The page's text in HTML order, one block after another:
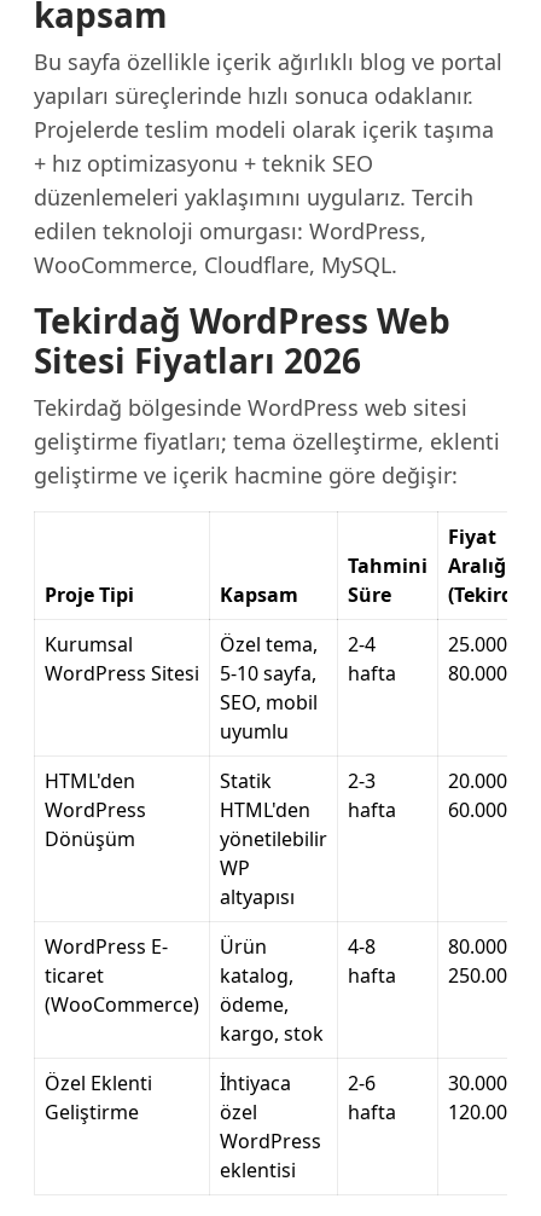
kapsam
Bu sayfa özellikle içerik ağırlıklı blog ve portal
yapıları süreçlerinde hızlı sonuca odaklanır.
Projelerde teslim modeli olarak içerik taşıma
+ hız optimizasyonu + teknik SEO
düzenlemeleri yaklaşımını uygularız. Tercih
edilen teknoloji omurgası: WordPress,
WooCommerce, Cloudflare, MySQL.
Tekirdağ WordPress Web
Sitesi Fiyatları 2026
Tekirdağ bölgesinde WordPress web sitesi
geliştirme fiyatları; tema özelleştirme, eklenti
geliştirme ve içerik hacmine göre değişir:
Proje Tipi Kapsam
Tahmini
Süre
Fiyat
Aralığı
Kurumsal
WordPress Sitesi
Özel tema,
5-10 sayfa,
SEO, mobil
uyumlu
2-4
hafta
25.000 –
80.000 TL
HTML'den
WordPress
Dönüşüm
Statik
HTML'den
yönetilebilir
WP
altyapısı
2-3
hafta
20.000 –
60.000 TL
WordPress E-
ticaret
(WooCommerce)
Ürün
katalog,
ödeme,
kargo, stok
4-8
hafta
80.000 –
250.000
Özel Eklenti
Geliştirme
İhtiyaca
özel
WordPress
eklentisi
2-6
hafta
30.000 –
120.000